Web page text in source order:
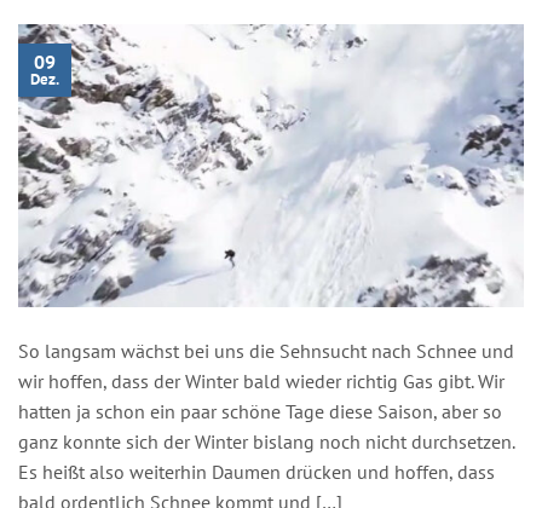
09
Dez.
So langsam wächst bei uns die Sehnsucht nach Schnee und
wir hoffen, dass der Winter bald wieder richtig Gas gibt. Wir
hatten ja schon ein paar schöne Tage diese Saison, aber so
ganz konnte sich der Winter bislang noch nicht durchsetzen.
Es heißt also weiterhin Daumen drücken und hoffen, dass
bald ordentlich Schnee kommt und […]